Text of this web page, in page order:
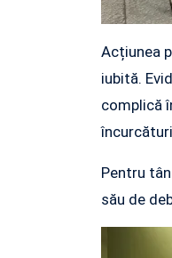
Acțiunea
iubită.
complică
Pentru
său de